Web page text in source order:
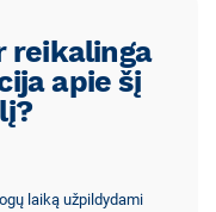
reikalinga
apie šį
laiką užpildydami